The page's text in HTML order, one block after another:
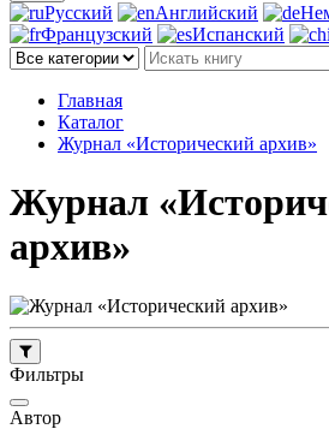
Русский Английский
Французский
Испанский
Главная
Каталог
Журнал «Исторический архив»
Журнал
архив»
Фильтры
Автор